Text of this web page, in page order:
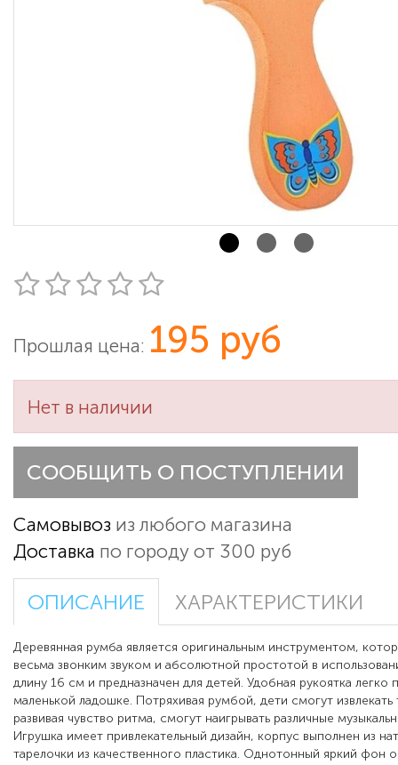
Прошлая цена: 195 руб
Нет в наличии
СООБЩИТЬ О ПОСТУПЛЕНИИ
Самовывоз из любого магазина
Доставка по городу от 300 руб
ОПИСАНИЕ ХАРАКТЕРИСТИКИ
Деревянная румба является оригинальным инструментом,
весьма звонким звуком и абсолютной простотой в
длину 16 см и предназначен для детей. Удобная рукоятка легко
маленькой ладошке. Потряхивая румбой, дети смогут извлекать
развивая чувство ритма, смогут наигрывать различные
Игрушка имеет привлекательный дизайн, корпус выполнен из
тарелочки из качественного пластика. Однотонный яркий фон